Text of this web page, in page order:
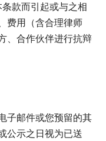
款而引起或与之相
费用（含合理律师
、合作伙伴进行抗辩
子邮件或您预留的其
公示之日视为已送